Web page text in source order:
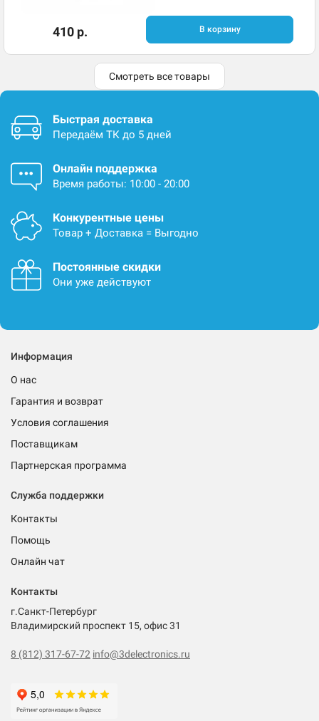
410 р. В корзину
Смотреть все товары
Быстрая доставка
Передаём ТК до 5 дней
Онлайн поддержка
Время работы: 10:00 - 20:00
Конкурентные цены
Товар + Доставка = Выгодно
Постоянные скидки
Они уже действуют
Информация
О нас
Гарантия и возврат
Условия соглашения
Поставщикам
Партнерская программа
Служба поддержки
Контакты
Помощь
Онлайн чат
Контакты
г.Санкт-Петербург
Владимирский проспект 15, офис 31
8 (812) 317-67-72 info@3delectronics.ru